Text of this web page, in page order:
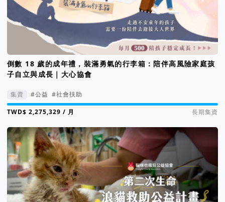
倒數 18 歲的成年禮，裝滿勇氣的行李箱：陪伴高風險家庭孩
子自立與成長｜大心協會
集資 #公益 #社會扶助
集資進度 189%
/ 月 長期集資